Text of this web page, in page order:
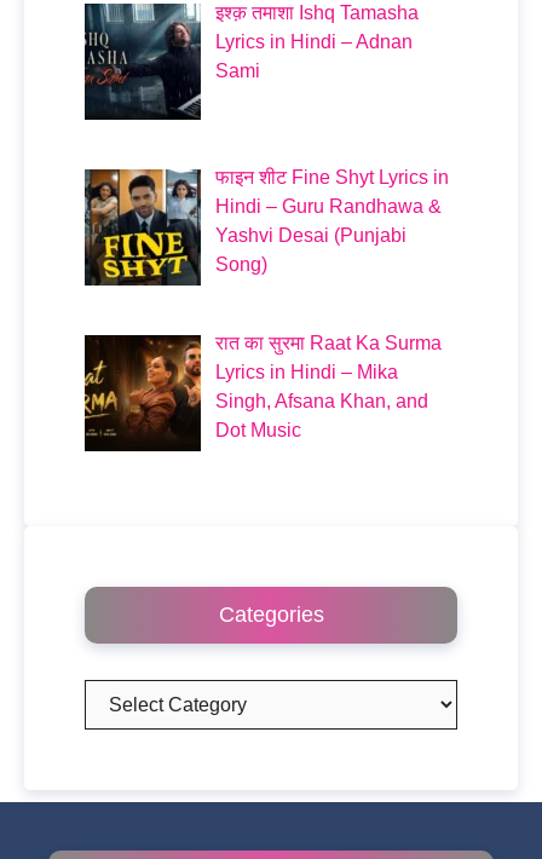
इश्क़ तमाशा Ishq Tamasha
Lyrics in Hindi – Adnan
Sami
फाइन शीट Fine Shyt Lyrics in
Hindi – Guru Randhawa &
Yashvi Desai (Punjabi
Song)
रात का सुरमा Raat Ka Surma
Lyrics in Hindi – Mika
Singh, Afsana Khan, and
Dot Music
Categories
Categories